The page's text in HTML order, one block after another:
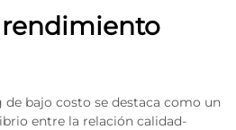
bajo costo se destaca como un
entre la relación calidad-